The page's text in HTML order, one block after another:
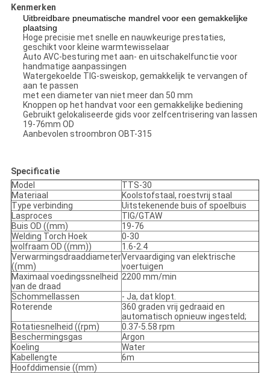
Kenmerken
Uitbreidbare pneumatische mandrel voor een gemakkelijke
plaatsing
Hoge precisie met snelle en nauwkeurige prestaties,
geschikt voor kleine warmtewisselaar
Auto AVC-besturing met aan- en uitschakelfunctie voor
handmatige aanpassingen
Watergekoelde TIG-sweiskop, gemakkelijk te vervangen of
aan te passen
met een diameter van niet meer dan 50 mm
Knoppen op het handvat voor een gemakkelijke bediening
Gebruikt gelokaliseerde gids voor zelfcentrisering van lassen
19-76mm OD
Aanbevolen stroombron OBT-315
Specificatie
Model
TTS-30
Materiaal
Koolstofstaal, roestvrij staal
Type verbinding
Uitstekenende buis of spoelbuis
Lasproces
TIG/GTAW
Buis OD ((mm)
19-76
Welding Torch Hoek
0-30
wolfraam OD ((mm))
1.6-2.4
Verwarmingsdraaddiameter
((mm)
Vervaardiging van elektrische
voertuigen
Maximaal voedingssnelheid
van de draad
2200 mm/min
Schommellassen
- Ja, dat klopt.
Roterende
360 graden vrij gedraaid en
automatisch opnieuw ingesteld;
Rotatiesnelheid ((rpm)
0.37-5.58 rpm
Beschermingsgas
Argon
Koeling
Water
Kabellengte
6m
Hoofddimensie ((mm)